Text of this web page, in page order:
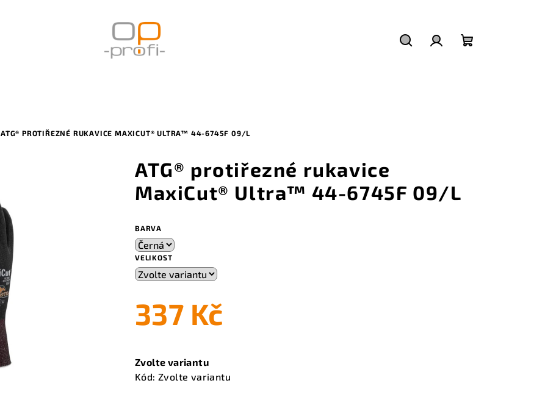
ATG® PROTIŘEZNÉ RUKAVICE MAXICUT® ULTRA™ 44-6745F 09/L
ATG® protiřezné rukavice
MaxiCut® Ultra™ 44-6745F 09/L
BARVA
VELIKOST
337 Kč
cena:
Zvolte variantu
Kód: Zvolte variantu